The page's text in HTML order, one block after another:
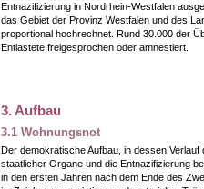
Entnazifizierung in Nordrhein-Westfalen
das Gebiet der Provinz Westfalen und des
proportional hochrechnet. Rund 30.000 der
Entlastete freigesprochen oder amnestiert.
3. Aufbau
3.1 Wohnungsnot
Der demokratische Aufbau, in dessen Verlauf
staatlicher Organe und die Entnazifizierung
in den ersten Jahren nach dem Ende des